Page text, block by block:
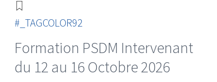
#_TAGCOLOR92
Formation PSDM Intervenant
du 12 au 16 Octobre 2026